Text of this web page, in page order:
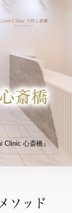
心斎橋』
ソッド